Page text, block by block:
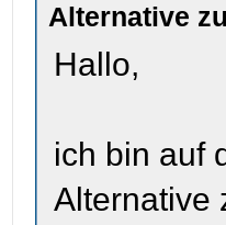
Alternative
Hallo,
ich bin auf
Alternative